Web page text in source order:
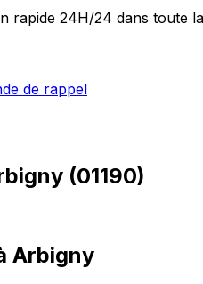
rapide 24H/24 dans toute
de rappel
(01190)
Arbigny